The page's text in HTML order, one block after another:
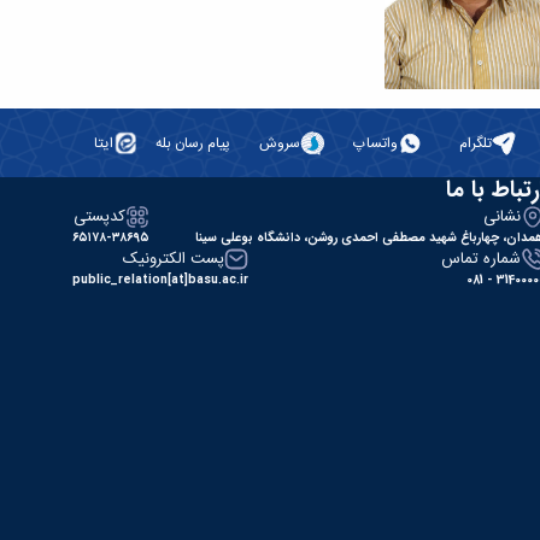
كامپيوتر-هوش مصنوعي
مدت خدمت:
1387-1393
دکتر محرم
منصوری زاده
هشتمین مدیر فناوری
اطلاعات
رشته تخصصی:
كامپيوتر
مدت خدمت:
1400- ادامه دارد
تلگرام واتساپ سروش پیام رسان بله ایتا
با ما
نشانی
چهارباغ شهید مصطفی احمدی روشن، دانشگاه بوعلی سینا
کدپستی
۶۵۱۷۸-۳۸۶۹۵
شماره تماس
31400000 -
پست الکترونیک
public_relation[at]basu.ac.ir